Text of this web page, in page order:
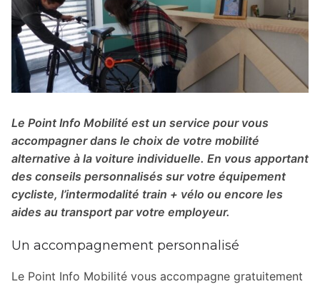
Le Point Info Mobilité est un service pour vous
accompagner dans le choix de votre mobilité
alternative à la voiture individuelle. En vous apportant
des conseils personnalisés sur votre équipement
cycliste, l’intermodalité train + vélo ou encore les
aides au transport par votre employeur.
Un accompagnement personnalisé
Le Point Info Mobilité vous accompagne gratuitement